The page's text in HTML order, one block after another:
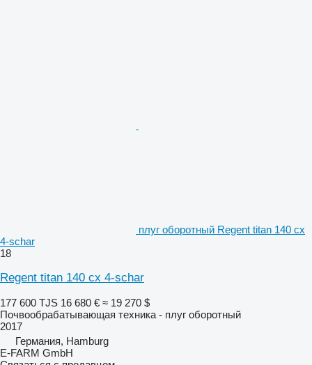
плуг оборотный Regent titan 140 cx
4-schar
18
Regent titan 140 cx 4-schar
177 600 TJS 16 680 € ≈ 19 270 $
Почвообрабатывающая техника - плуг оборотный
2017
Германия, Hamburg
E-FARM GmbH